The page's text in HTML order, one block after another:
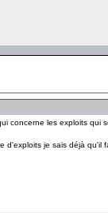
les exploits qui
d'exploits je sais déjà